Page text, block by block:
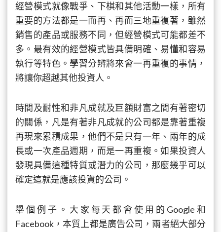
經營模式就像戰爭、下棋和其他活動一樣，所有
重要的方法都是一而再、再而三地重複著，雖然
銷售的產品或服務不同，但經營模式可能都差不
多。最有效的經營模式皆具備明確、易懂和容易
執行等特色。學習分辨將來會一再重複的事情，
將讓你超越其他投資人。
時間及耐性和非凡成就及巨額財富之間有著密切
的關係，凡是有著非凡成就的公司都是靠著重複
再現來累積成果，他們不是只有一年、兩年的成
長或一次產品週期，而是一再重複。如果投資人
發現具備這種特質或潛力的公司，那麼幾乎可以
確定這就是應該投資的公司。
舉個例子。大家每天都會使用的Google和
Facebook，本質上都是廣告公司，兩者絕大部分